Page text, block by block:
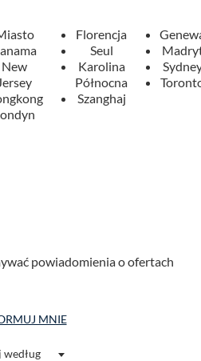
New
Florencja
Seul
Karolina
Północna
Szanghaj
powiadomienia o ofertach
MNIE